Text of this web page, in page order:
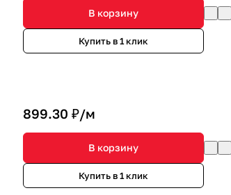
В корзину
Купить в 1 клик
899.30 ₽/м
В корзину
Купить в 1 клик